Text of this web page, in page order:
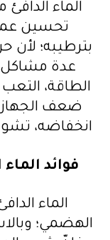
الماء
تحسين
بترطيبه؛ لأن
عدة مشاكل
الطاقة،
ضعف الجهاز
انخفاضه،
فوائد
الماء
الهضمي؛